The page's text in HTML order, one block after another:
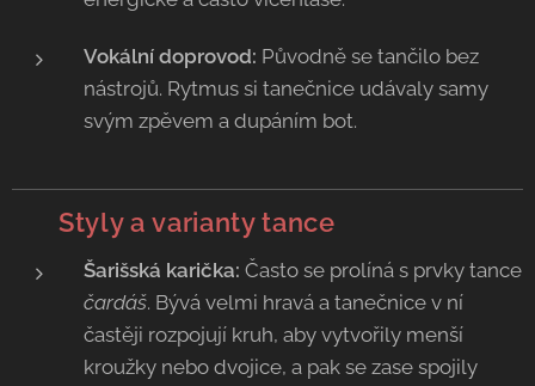
Vokální doprovod: Původně se tančilo bez
nástrojů. Rytmus si tanečnice udávaly samy
svým zpěvem a dupáním bot.
Styly a varianty tance
Šarišská karička: Často se prolíná s prvky tance
čardáš. Bývá velmi hravá a tanečnice v ní
častěji rozpojují kruh, aby vytvořily menší
kroužky nebo dvojice, a pak se zase spojily